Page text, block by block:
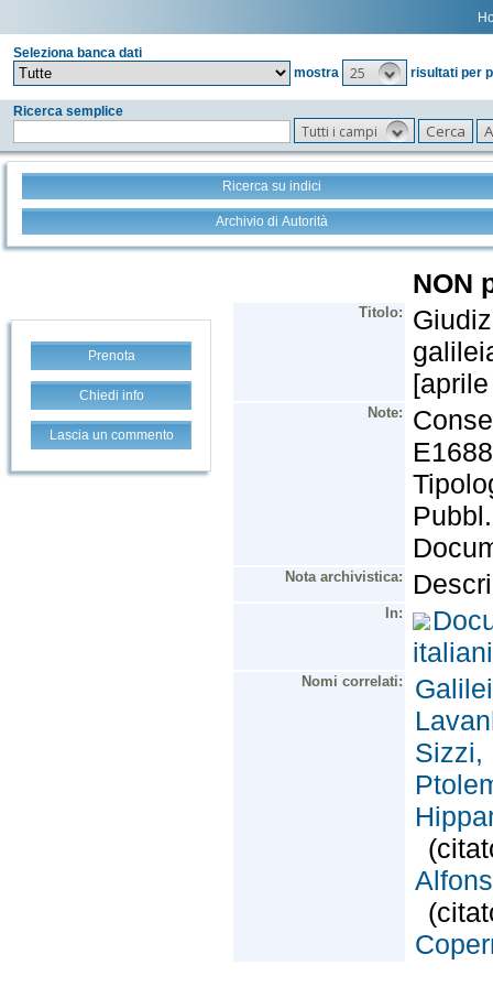
Seleziona banca dati
mostra
25 risultati per
Ricerca semplice
Tutti i campi
Ricerca su indici
Archivio di Autorità
Prenota
Chiedi info
Lascia un commento